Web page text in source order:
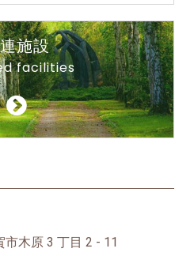
施設
facilities
木原 3 丁目 2 - 11